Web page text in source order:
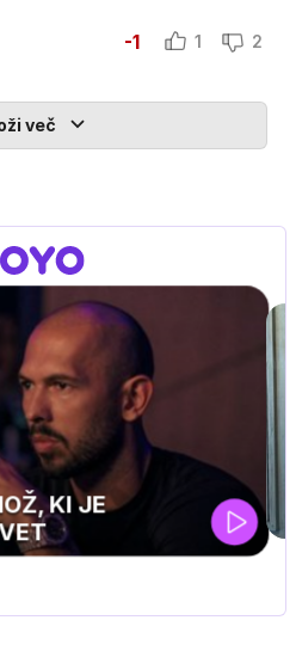
-1 1 2
več
pustolovski